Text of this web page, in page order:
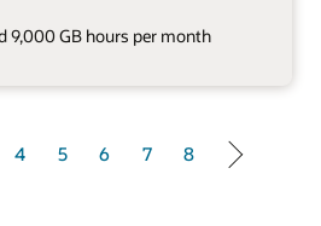
9,000 GB hours per month
4 5 6 7 8